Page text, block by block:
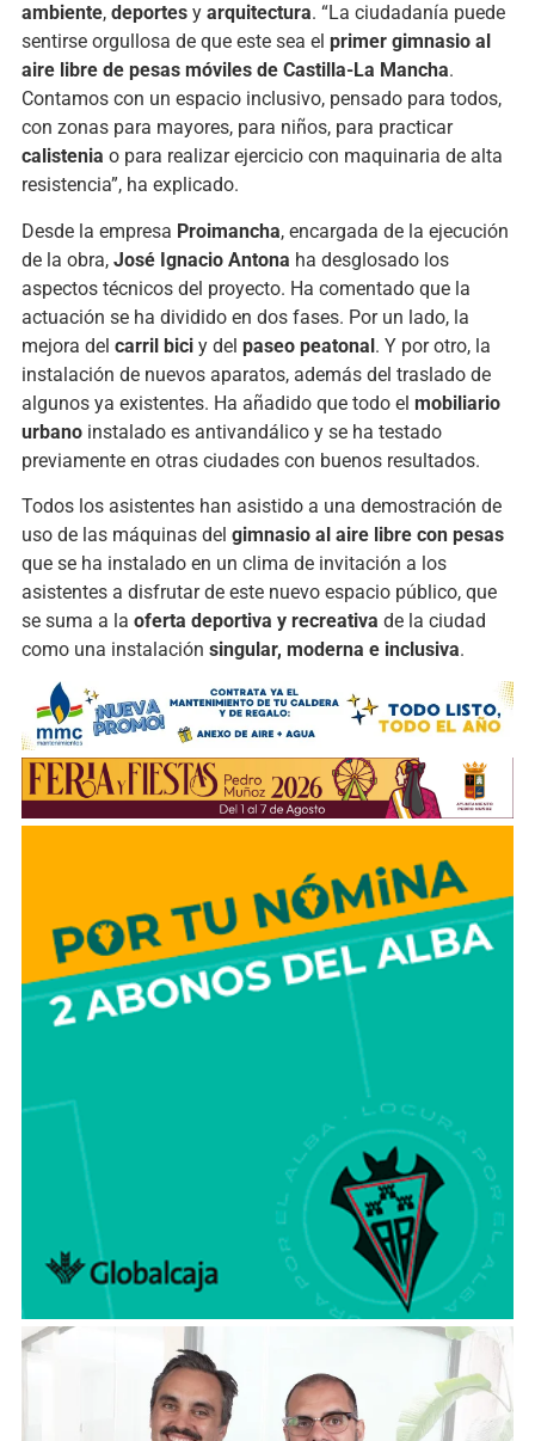
ambiente, deportesy arquitectura. “La ciudadanía puede
sentirse orgullosa de que este sea el primer gimnasio al
aire libre de pesas móviles de Castilla-La Mancha.
Contamos con un espacio inclusivo, pensado para todos,
con zonas para mayores, para niños, para practicar
calistenia o para realizar ejercicio con maquinaria de alta
resistencia”, ha explicado.
Desde la empresa Proimancha, encargada de la ejecución
de la obra, José Ignacio Antona ha desglosado los
aspectos técnicos del proyecto. Ha comentado que la
actuación se ha dividido en dos fases. Por un lado, la
mejora del carril biciy del paseo peatonal. Y por otro, la
instalación de nuevos aparatos, además del traslado de
algunos ya existentes. Ha añadido que todo el mobiliario
urbanoinstalado es antivandálico y se ha testado
previamente en otras ciudades con buenos resultados.
Todos los asistentes han asistido a una demostración de
uso de las máquinas del gimnasio al aire libre con pesas
que se ha instalado en un clima de invitación a los
asistentes a disfrutar de este nuevo espacio público, que
se suma a la oferta deportiva y recreativa de la ciudad
como una instalación singular, moderna e inclusiva.